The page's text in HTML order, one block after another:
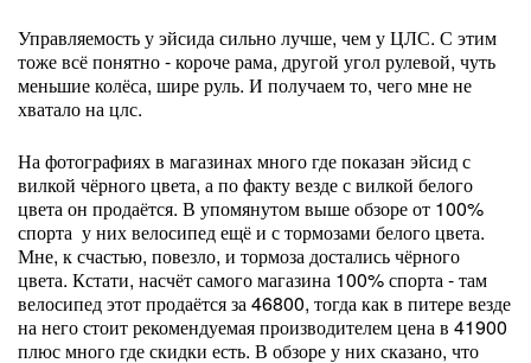
Управляемость у эйсида сильно лучше, чем у ЦЛС. С этим
тоже всё понятно - короче рама, другой угол рулевой, чуть
меньшие колёса, шире руль. И получаем то, чего мне не
хватало на цлс.
На фотографиях в магазинах много где показан эйсид с
вилкой чёрного цвета, а по факту везде с вилкой белого
цвета он продаётся. В упомянутом выше обзоре от 100%
спорта у них велосипед ещё и с тормозами белого цвета.
Мне, к счастью, повезло, и тормоза достались чёрного
цвета. Кстати, насчёт самого магазина 100% спорта - там
велосипед этот продаётся за 46800, тогда как в питере везде
на него стоит рекомендуемая производителем цена в 41900
плюс много где скидки есть. В обзоре у них сказано, что